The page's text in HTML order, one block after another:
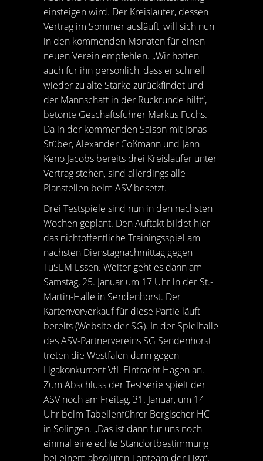
einsteigen wird. Der Kreisläufer, dessen
Vertrag im Sommer ausläuft, will sich nun
in den kommenden Monaten für einen
neuen Verein empfehlen. „Wir hoffen
auch für ihn persönlich, dass er schnell
wieder zu alte Stärke zurückfindet und
der Mannschaft in der Rückrunde hilft“,
betonte Geschäftsführer Markus Fuchs.
Da in der kommenden Saison mit Jonas
Stüber, Alexander Coßmann und Jann
Keno Jacobs bereits drei Kreisläufer unter
Vertrag stehen, sind allerdings alle
Planstellen beim ASV besetzt.
Drei Testspiele sind nun in den nächsten
Wochen geplant. Den Auftakt bildet hier
das nichtöffentliche Trainingsspiel am
nächsten Dienstagnachmittag gegen
TuSEM Essen. Weiter geht es dann am
Samstag, 25. Januar um 17 Uhr in der St.-
Martin-Halle in Sendenhorst. Der
Kartenvorverkauf für diese Partie läuft
bereits (Website der SG). In der Spielhalle
des ASV-Partnervereins SG Sendenhorst
treten die Westfalen dann gegen
Ligakonkurrent VfL Eintracht Hagen an.
Zum Abschluss der Testserie spielt der
ASV noch am Freitag, 31. Januar, um 14
Uhr beim Tabellenführer Bergischer HC
in Solingen. „Das ist dann für uns noch
einmal eine echte Standortbestimmung
bei einem absoluten Topteam der Liga“,